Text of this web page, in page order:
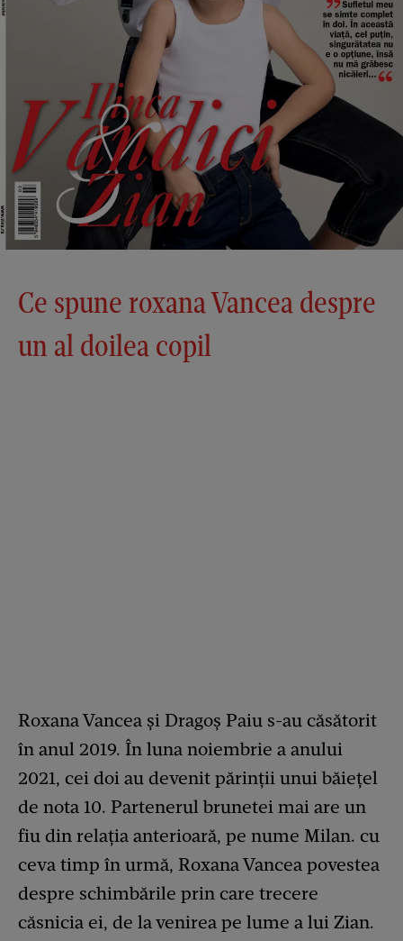
Ce spune roxana Vancea despre
un al doilea copil
Roxana Vancea și Dragoș Paiu s-au căsătorit
în anul 2019. În luna noiembrie a anului
2021, cei doi au devenit părinții unui băiețel
de nota 10. Partenerul brunetei mai are un
fiu din relația anterioară, pe nume Milan. cu
ceva timp în urmă, Roxana Vancea povestea
despre schimbările prin care trecere
căsnicia ei, de la venirea pe lume a lui Zian.